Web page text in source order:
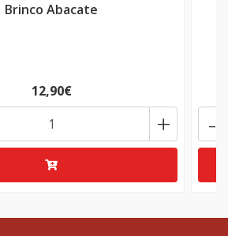
Brinco Abacate
12,90€
+ -